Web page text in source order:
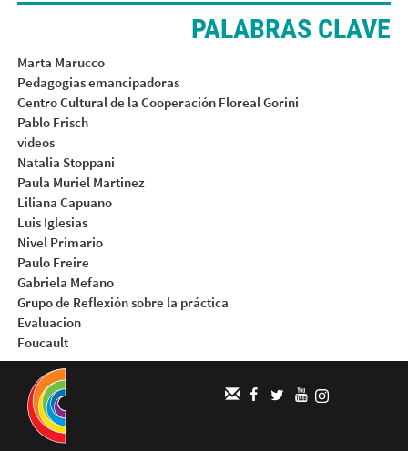
PALABRAS CLAVE
Marta Marucco
Pedagogias emancipadoras
Centro Cultural de la Cooperación Floreal Gorini
Pablo Frisch
videos
Natalia Stoppani
Paula Muriel Martinez
Liliana Capuano
Luis Iglesias
Nivel Primario
Paulo Freire
Gabriela Mefano
Grupo de Reflexión sobre la práctica
Evaluacion
Foucault